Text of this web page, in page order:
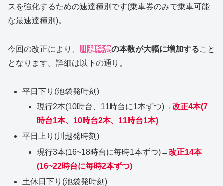
スを強化するための速達種別です(乗車券のみで乗車可能
な最速達種別)。
今回の改正により、 川越特急の本数が大幅に増加すること
となります。詳細は以下の通り。
平日下り(池袋発時刻)
現行2本(10時台、11時台に1本ずつ)→改正4本(7
時台1本、10時台2本、11時台1本)
平日上り(川越発時刻)
現行3本(16~18時台に毎時1本ずつ)→改正14本
(16~22時台に毎時2本ずつ)
土休日下り(池袋発時刻)